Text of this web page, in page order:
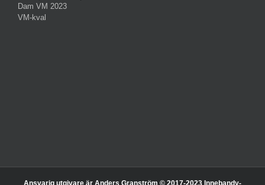
Dam VM 2023
VM-kval
Ansvarig utgivare är Anders Granström © 2017-2023 Innebandy-